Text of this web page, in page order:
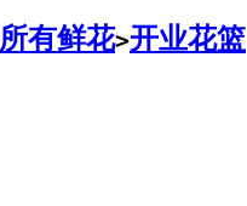
所有鲜花>开业花篮